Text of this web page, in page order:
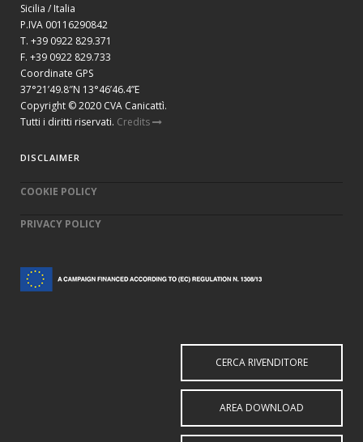
Sicilia / Italia
P.IVA 00116290842
T. +39 0922 829.371
F. +39 0922 829.733
Coordinate GPS
37°21’49.8″N 13°46’46.4”E
Copyright © 2020 CVA Canicattì.
Tutti i diritti riservati. Credits
DISCLAIMER
COOKIE POLICY
PRIVACY POLICY
CERCA RIVENDITORE
AREA DOWNLOAD